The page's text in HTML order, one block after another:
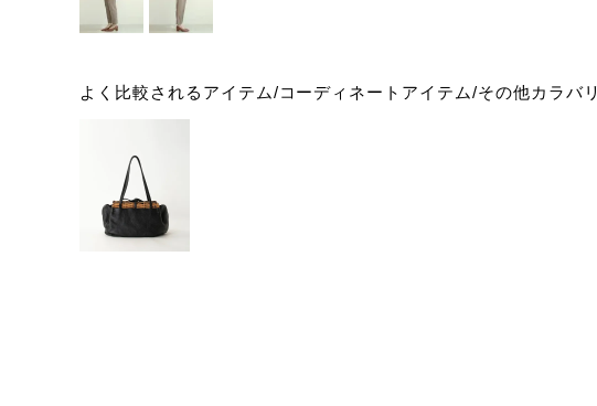
よく比較されるアイテム/コーディネートアイテム/その他カラバリ